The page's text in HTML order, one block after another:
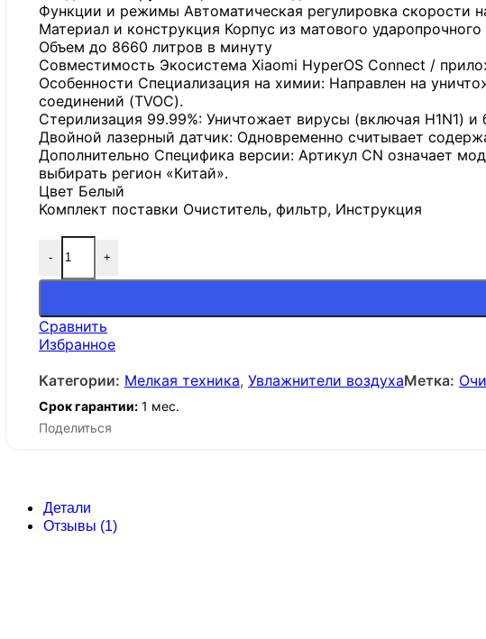
Функции и режимы Автоматическая регулировка скорости
Материал и конструкция Корпус из матового ударопрочного
Объем до 8660 литров в минуту
Совместимость Экосистема Xiaomi HyperOS Connect /
Особенности Специализация на химии: Направлен на
соединений (TVOC).
Стерилизация 99.99%: Уничтожает вирусы (включая H1N1)
Двойной лазерный датчик: Одновременно считывает
Дополнительно Специфика версии: Артикул CN означает
выбирать регион «Китай».
Цвет Белый
Комплект поставки Очиститель, фильтр, Инструкция
- +
Сравнить
Избранное
Категории: Мелкая техника, Увлажнители воздухаМетка:
Срок гарантии: 1 мес.
Поделиться
Детали
Отзывы (1)